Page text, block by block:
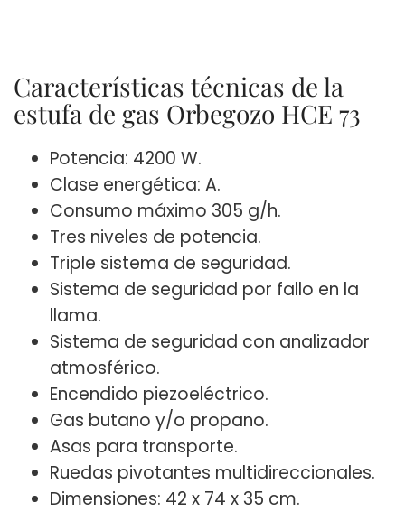
Características técnicas de la
estufa de gas Orbegozo HCE 73
Potencia: 4200 W.
Clase energética: A.
Consumo máximo 305 g/h.
Tres niveles de potencia.
Triple sistema de seguridad.
Sistema de seguridad por fallo en la
llama.
Sistema de seguridad con analizador
atmosférico.
Encendido piezoeléctrico.
Gas butano y/o propano.
Asas para transporte.
Ruedas pivotantes multidireccionales.
Dimensiones: 42 x 74 x 35 cm.